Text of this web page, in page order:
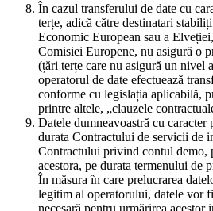
În cazul transferului de date cu
terțe, adică către destinatari
Economic European sau a
Comisiei Europene, nu asigură o
(țări terțe care nu asigură un nivel
operatorul de date efectuează
conforme cu legislația aplicabilă,
printre altele, „clauzele
Datele dumneavoastră cu caracter
durata Contractului de servicii de
Contractului privind contul demo,
acestora, pe durata termenului de
În măsura în care prelucrarea
legitim al operatorului, datele vor
necesară pentru urmărirea acestor